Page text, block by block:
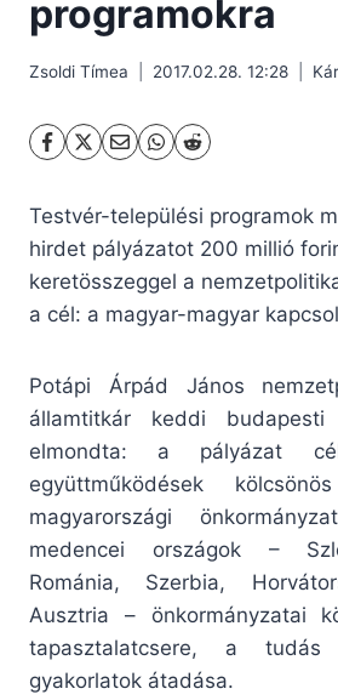
programokra
Zsoldi Tímea 2017.02.28. 12:28
Testvér-települési programok
hirdet pályázatot 200 millió
keretösszeggel a
a cél: a magyar-magyar
Potápi Árpád János
államtitkár keddi budapesti
elmondta: a pályázat
együttműködések
magyarországi
medencei országok –
Románia, Szerbia,
Ausztria – önkormányzatai
tapasztalatcsere, a
gyakorlatok átadása.